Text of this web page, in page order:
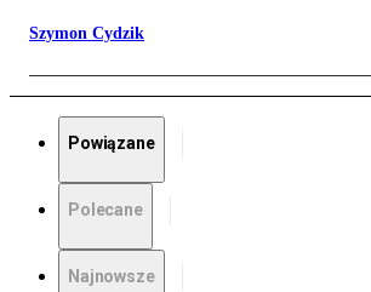
Szymon Cydzik
Powiązane
Polecane
Najnowsze